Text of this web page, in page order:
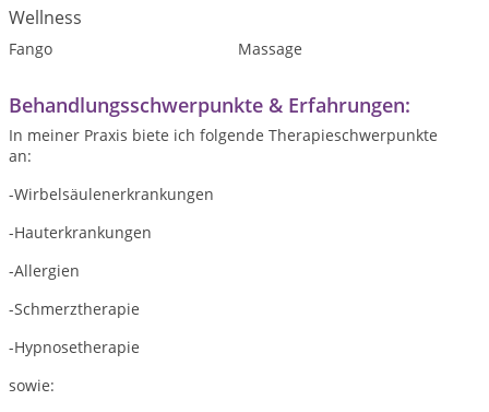
Wellness
Fango Massage
Behandlungsschwerpunkte & Erfahrungen:
In meiner Praxis biete ich folgende Therapieschwerpunkte
an:
-Wirbelsäulenerkrankungen
-Hauterkrankungen
-Allergien
-Schmerztherapie
-Hypnosetherapie
sowie: